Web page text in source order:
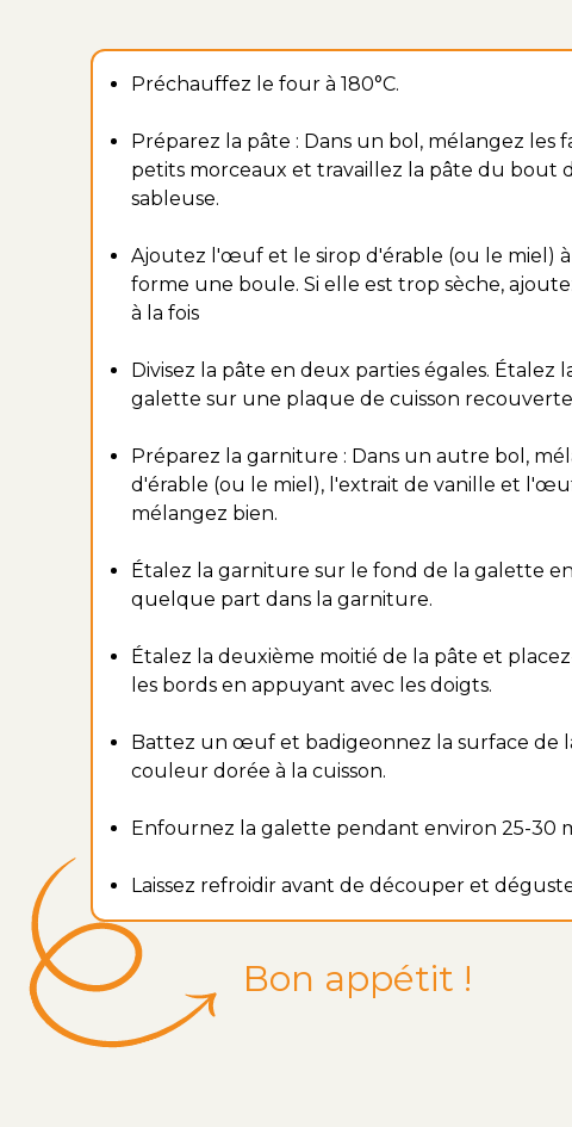
Préchauffez le four à 180°C.
Préparez la pâte : Dans un bol, mélangez
petits morceaux et travaillez la pâte du bout
sableuse.
Ajoutez l'œuf et le sirop d'érable (ou le miel)
forme une boule. Si elle est trop sèche,
à la fois
Divisez la pâte en deux parties égales.
galette sur une plaque de cuisson
Préparez la garniture : Dans un autre bol,
d'érable (ou le miel), l'extrait de vanille et
mélangez bien.
Étalez la garniture sur le fond de la galette
quelque part dans la garniture.
Étalez la deuxième moitié de la pâte et
les bords en appuyant avec les doigts.
Battez un œuf et badigeonnez la surface de
couleur dorée à la cuisson.
Enfournez la galette pendant environ 25-30
Laissez refroidir avant de découper et
Bon appétit !